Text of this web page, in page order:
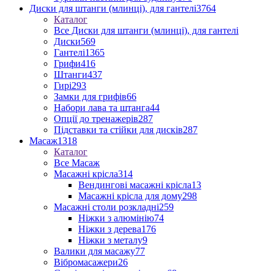
Диски для штанги (млинці), для гантелі3764
Каталог
Все Диски для штанги (млинці), для гантелі
Диски569
Гантелі1365
Грифи416
Штанги437
Гирі293
Замки для грифів66
Набори лава та штанга44
Опції до тренажерів287
Підставки та стійки для дисків287
Масаж1318
Каталог
Все Масаж
Масажні крісла314
Вендингові масажні крісла13
Масажні крісла для дому298
Масажні столи розкладні259
Ніжки з алюмінію74
Ніжки з дерева176
Ніжки з металу9
Валики для масажу77
Вібромасажери26